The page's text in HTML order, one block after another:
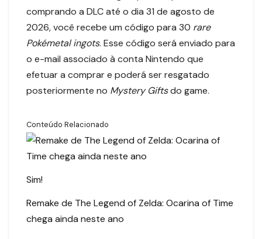
comprando a DLC até o dia 31 de agosto de
2026, você recebe um código para 30 rare
Pokémetal ingots. Esse código será enviado para
o e-mail associado à conta Nintendo que
efetuar a comprar e poderá ser resgatado
posteriormente no Mystery Giftsdo game.
Conteúdo Relacionado
Sim!
Remake de The Legend of Zelda: Ocarina of Time
chega ainda neste ano